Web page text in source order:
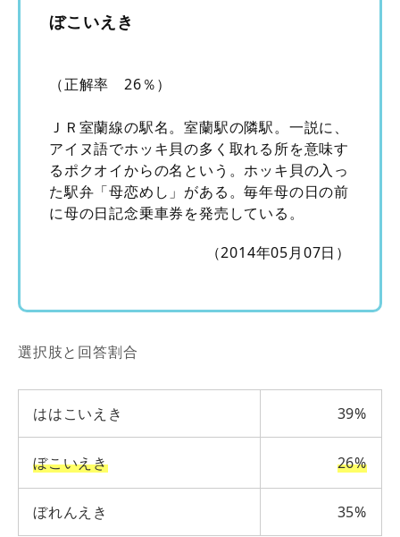
ぼこいえき
（正解率 26％）
ＪＲ室蘭線の駅名。室蘭駅の隣駅。一説に、
アイヌ語でホッキ貝の多く取れる所を意味す
るポクオイからの名という。ホッキ貝の入っ
た駅弁「母恋めし」がある。毎年母の日の前
に母の日記念乗車券を発売している。
（2014年05月07日）
選択肢と回答割合
ははこいえき 39%
ぼこいえき 26%
ぼれんえき 35%